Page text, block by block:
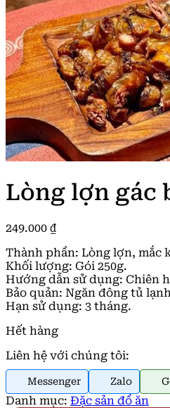
Lòng lợn gác
249.000 ₫
Thành phần: Lòng lợn, mắc
Khối lượng: Gói 250g.
Hướng dẫn sử dụng: Chiên
Bảo quản: Ngăn đông tủ
Hạn sử dụng: 3 tháng.
Hết hàng
Liên hệ với chúng tôi:
Messenger Zalo
Danh mục: Đặc sản đồ ăn